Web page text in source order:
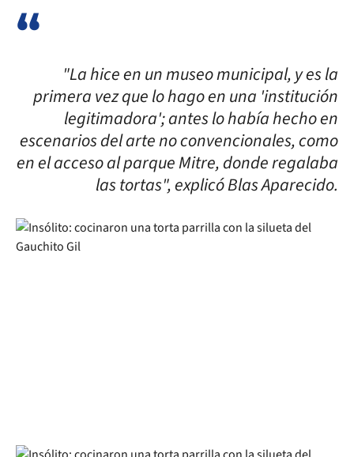
"La hice en un museo municipal, y es la
primera vez que lo hago en una 'institución
legitimadora'; antes lo había hecho en
escenarios del arte no convencionales, como
en el acceso al parque Mitre, donde regalaba
las tortas", explicó Blas Aparecido.